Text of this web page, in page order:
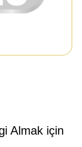
Almak için